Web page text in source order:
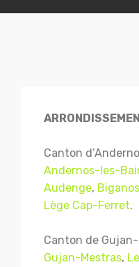
Canton
Andernos-les-
Audenge, Biganos
Lège Cap-Ferret.
Canton de
Gujan-Mestras,